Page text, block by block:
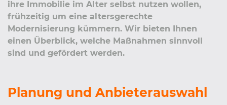
ihre Immobilie im Alter selbst nutzen wollen,
frühzeitig um eine altersgerechte
Modernisierung kümmern. Wir bieten Ihnen
einen Überblick, welche Maßnahmen sinnvoll
sind und gefördert werden.
Planung und Anbieterauswahl